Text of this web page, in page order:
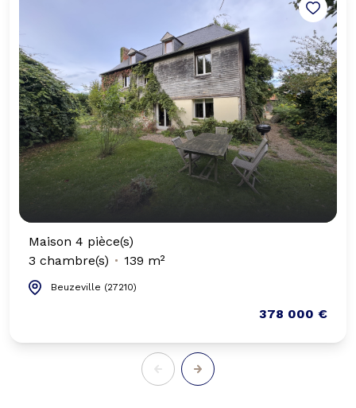
Maison 4 pièce(s)
3 chambre(s)
139 m²
Beuzeville (27210)
378 000 €